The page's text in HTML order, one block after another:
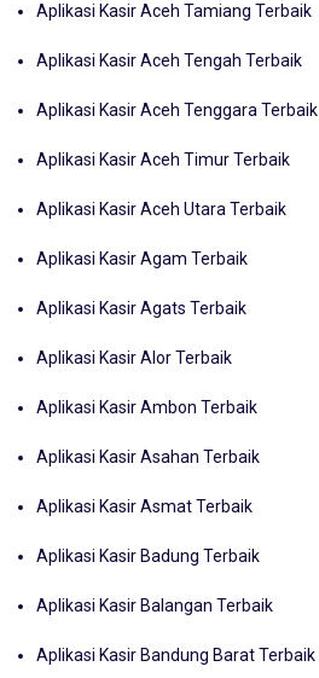
Aplikasi Kasir Aceh Tamiang Terbaik
Aplikasi Kasir Aceh Tengah Terbaik
Aplikasi Kasir Aceh Tenggara Terbaik
Aplikasi Kasir Aceh Timur Terbaik
Aplikasi Kasir Aceh Utara Terbaik
Aplikasi Kasir Agam Terbaik
Aplikasi Kasir Agats Terbaik
Aplikasi Kasir Alor Terbaik
Aplikasi Kasir Ambon Terbaik
Aplikasi Kasir Asahan Terbaik
Aplikasi Kasir Asmat Terbaik
Aplikasi Kasir Badung Terbaik
Aplikasi Kasir Balangan Terbaik
Aplikasi Kasir Bandung Barat Terbaik